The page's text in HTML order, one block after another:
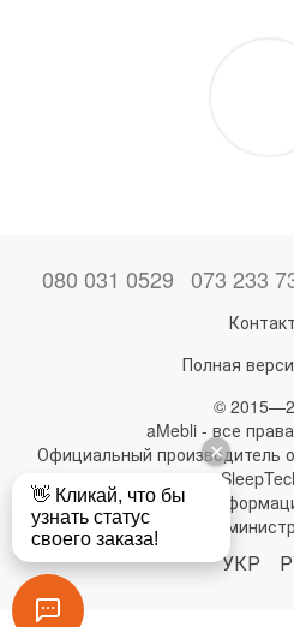
080 031 0529 073 233
Полная
©
aMebli - все
Официальный производитель
Любое использование
разрешения
УКР